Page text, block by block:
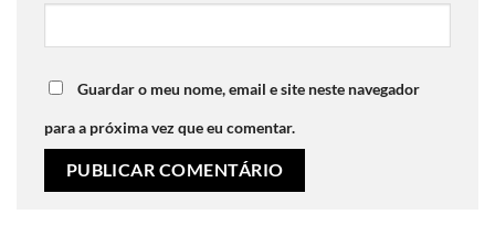
Guardar o meu nome, email e site neste navegador
para a próxima vez que eu comentar.